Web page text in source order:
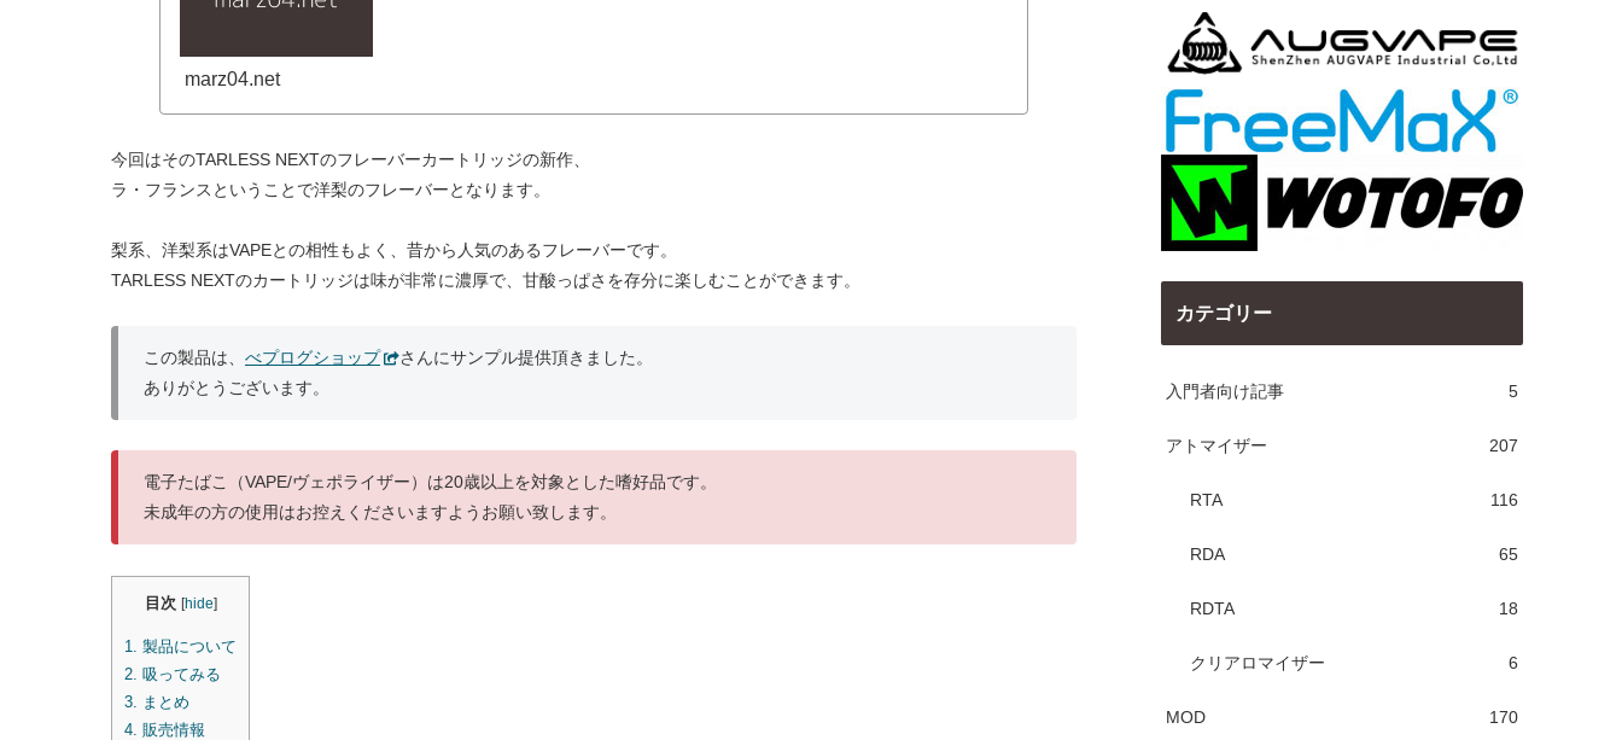
marz04.net
今回はそのTARLESS NEXTのフレーバーカートリッジの新作、
ラ・フランスということで洋梨のフレーバーとなります。
梨系、洋梨系はVAPEとの相性もよく、昔から人気のあるフレーバーです。
TARLESS NEXTのカートリッジは味が非常に濃厚で、甘酸っぱさを存分に楽しむことができます。
この製品は、 べプログショップ
さんにサンプル提供頂きました。
ありがとうございます。
電子たばこ（VAPE/ヴェポライザー）は20歳以上を対象とした嗜好品です。
未成年の方の使用はお控えくださいますようお願い致します。
目次 [hide]
1.
製品について
2. 吸ってみる
3.
まとめ
4. 販売情報
カテゴリー
入門者向け記事 5
アトマイザー 207
RTA 116
RDA 65
RDTA 18
クリアロマイザー 6
MOD 170